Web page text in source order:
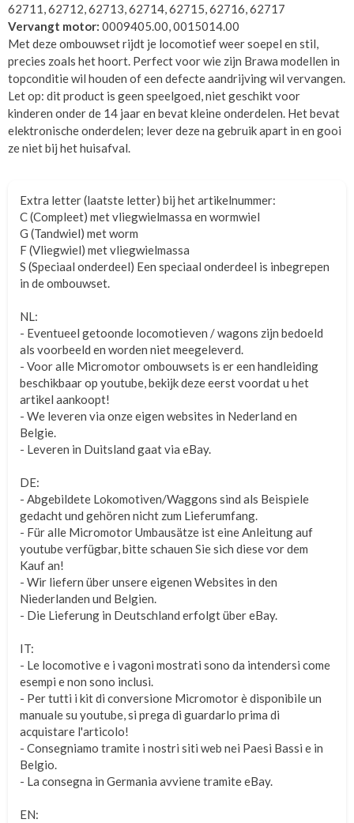
62711, 62712, 62713, 62714, 62715, 62716, 62717
Vervangt motor: 0009405.00, 0015014.00
Met deze ombouwset rijdt je locomotief weer soepel en stil,
precies zoals het hoort. Perfect voor wie zijn Brawa modellen in
topconditie wil houden of een defecte aandrijving wil vervangen.
Let op: dit product is geen speelgoed, niet geschikt voor
kinderen onder de 14 jaar en bevat kleine onderdelen. Het bevat
elektronische onderdelen; lever deze na gebruik apart in en gooi
ze niet bij het huisafval.
Extra letter (laatste letter) bij het artikelnummer:
C (Compleet) met vliegwielmassa en wormwiel
G (Tandwiel) met worm
F (Vliegwiel) met vliegwielmassa
S (Speciaal onderdeel) Een speciaal onderdeel is inbegrepen
in de ombouwset.
NL:
- Eventueel getoonde locomotieven / wagons zijn bedoeld
als voorbeeld en worden niet meegeleverd.
- Voor alle Micromotor ombouwsets is er een handleiding
beschikbaar op youtube, bekijk deze eerst voordat u het
artikel aankoopt!
- We leveren via onze eigen websites in Nederland en
Belgie.
- Leveren in Duitsland gaat via eBay.
DE:
- Abgebildete Lokomotiven/Waggons sind als Beispiele
gedacht und gehören nicht zum Lieferumfang.
- Für alle Micromotor Umbausätze ist eine Anleitung auf
youtube verfügbar, bitte schauen Sie sich diese vor dem
Kauf an!
- Wir liefern über unsere eigenen Websites in den
Niederlanden und Belgien.
- Die Lieferung in Deutschland erfolgt über eBay.
IT:
- Le locomotive e i vagoni mostrati sono da intendersi come
esempi e non sono inclusi.
- Per tutti i kit di conversione Micromotor è disponibile un
manuale su youtube, si prega di guardarlo prima di
acquistare l'articolo!
- Consegniamo tramite i nostri siti web nei Paesi Bassi e in
Belgio.
- La consegna in Germania avviene tramite eBay.
EN: